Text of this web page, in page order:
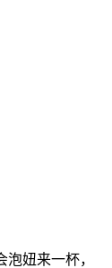
妞来一杯，